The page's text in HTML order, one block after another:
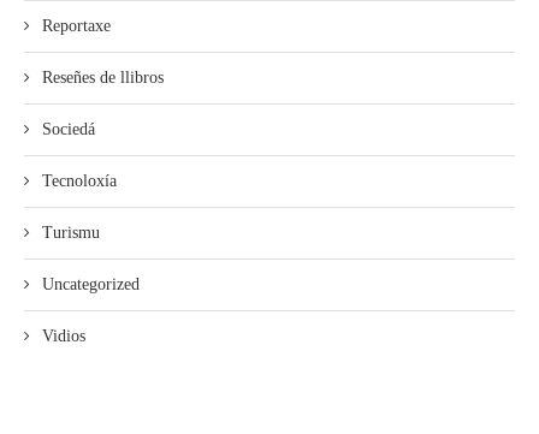
Reportaxe
Reseñes de llibros
Sociedá
Tecnoloxía
Turismu
Uncategorized
Vidios